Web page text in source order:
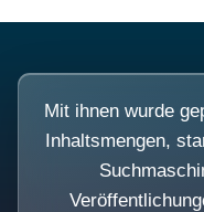
Mit ihnen wurde
Inhaltsmengen,